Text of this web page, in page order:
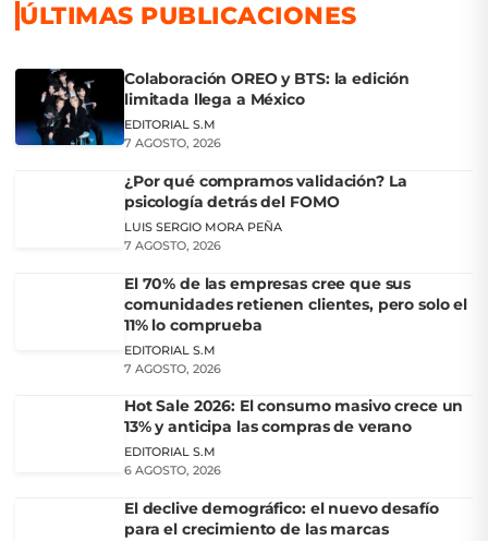
ÚLTIMAS PUBLICACIONES
Colaboración OREO y BTS: la edición
limitada llega a México
EDITORIAL S.M
7 AGOSTO, 2026
¿Por qué compramos validación? La
psicología detrás del FOMO
LUIS SERGIO MORA PEÑA
7 AGOSTO, 2026
El 70% de las empresas cree que sus
comunidades retienen clientes, pero solo el
11% lo comprueba
EDITORIAL S.M
7 AGOSTO, 2026
Hot Sale 2026: El consumo masivo crece un
13% y anticipa las compras de verano
EDITORIAL S.M
6 AGOSTO, 2026
El declive demográfico: el nuevo desafío
para el crecimiento de las marcas